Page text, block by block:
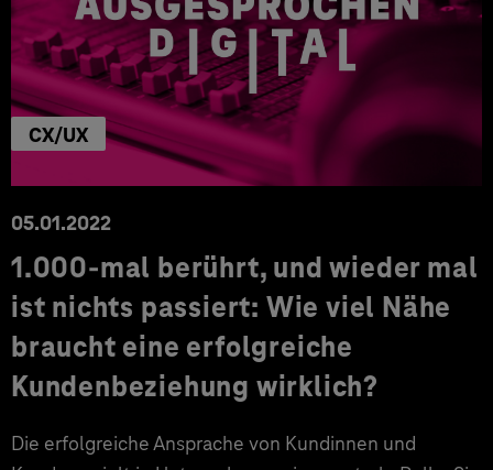
CX/UX
05.01.2022
1.000-mal berührt, und wieder mal
ist nichts passiert: Wie viel Nähe
braucht eine erfolgreiche
Kundenbeziehung wirklich?
Die erfolgreiche Ansprache von Kundinnen und